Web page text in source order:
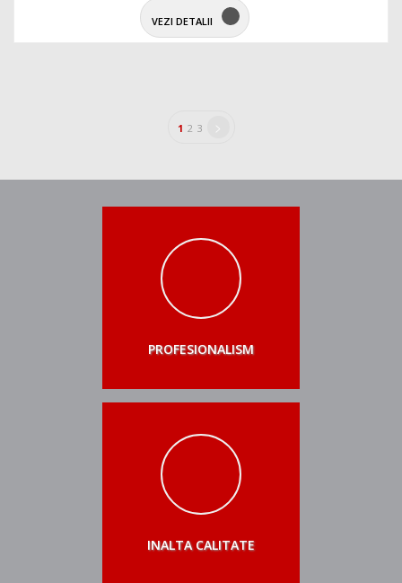
VEZI DETALII
1 2 3 >
PROFESIONALISM
INALTA CALITATE